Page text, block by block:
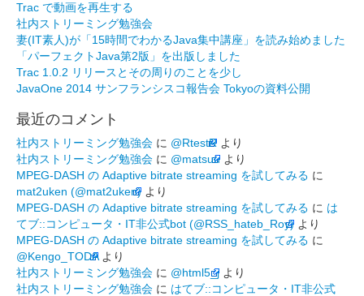
Trac で動画を再生する
社内ストリーミング勉強会
妻(IT素人)が「15時間でわかるJava集中講座」を読み始めました
「パーフェクトJava第2版」を出版しました
Trac 1.0.2 リリースとその周りのことを少し
JavaOne 2014 サンフランシスコ報告会 Tokyoの資料公開
最近のコメント
社内ストリーミング勉強会 に @RtestR より
社内ストリーミング勉強会 に @matsuu より
MPEG-DASH の Adaptive bitrate streaming を試してみる に
mat2uken (@mat2uken) より
MPEG-DASH の Adaptive bitrate streaming を試してみる に は
てブ::コンピュータ・IT非公式bot (@RSS_hateb_Roy) より
MPEG-DASH の Adaptive bitrate streaming を試してみる に
@Kengo_TODAより
社内ストリーミング勉強会 に @html5_j より
社内ストリーミング勉強会 に はてブ::コンピュータ・IT非公式